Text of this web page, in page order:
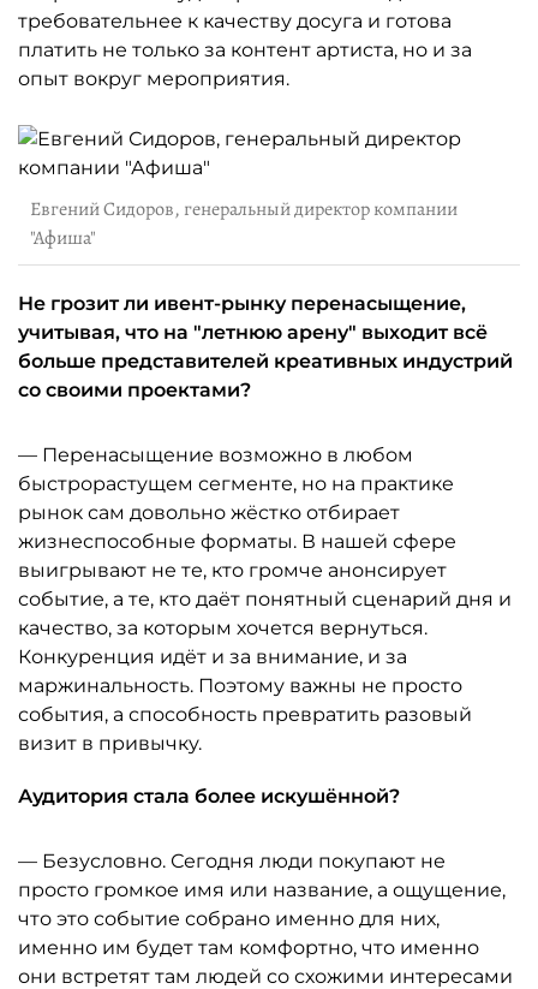
требовательнее к качеству досуга и готова
платить не только за контент артиста, но и за
опыт вокруг мероприятия.
Евгений Сидоров, генеральный директор компании
"Афиша"
Не грозит ли ивент-рынку перенасыщение,
учитывая, что на "летнюю арену" выходит всё
больше представителей креативных индустрий
со своими проектами?
— Перенасыщение возможно в любом
быстрорастущем сегменте, но на практике
рынок сам довольно жёстко отбирает
жизнеспособные форматы. В нашей сфере
выигрывают не те, кто громче анонсирует
событие, а те, кто даёт понятный сценарий дня и
качество, за которым хочется вернуться.
Конкуренция идёт и за внимание, и за
маржинальность. Поэтому важны не просто
события, а способность превратить разовый
визит в привычку.
Аудитория стала более искушённой?
— Безусловно. Сегодня люди покупают не
просто громкое имя или название, а ощущение,
что это событие собрано именно для них,
именно им будет там комфортно, что именно
они встретят там людей со схожими интересами